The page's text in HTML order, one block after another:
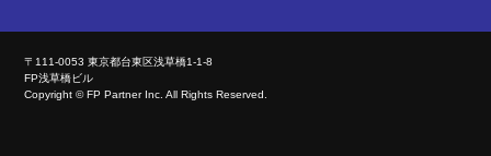
〒111-0053 東京都台東区浅草橋1-1-8
FP浅草橋ビル
Copyright © FP Partner Inc. All Rights Reserved.